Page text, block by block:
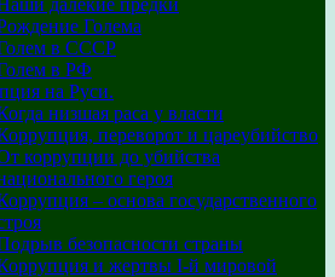
далекие предки
Голема
в СССР
в РФ
на Руси.
низшая раса у власти
переворот и цареубийство
коррупции до убийства
героя
– основа государственного
безопасности страны
и жертвы I-й мировой